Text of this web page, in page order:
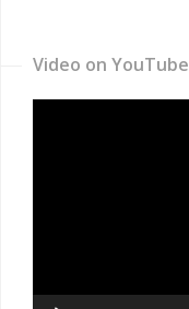
Video on YouTube